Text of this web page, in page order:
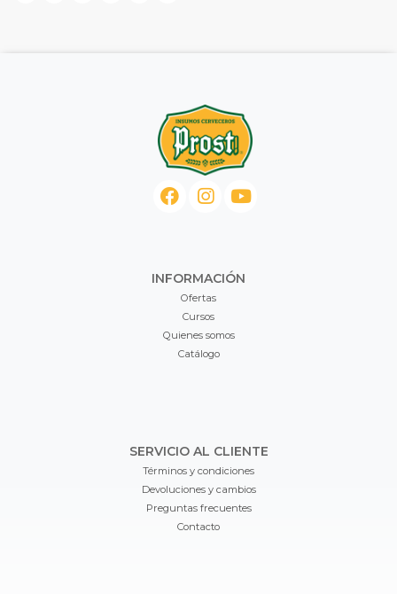
INFORMACIÓN
Ofertas
Cursos
Quienes somos
Catálogo
SERVICIO AL CLIENTE
Términos y condiciones
Devoluciones y cambios
Preguntas frecuentes
Contacto